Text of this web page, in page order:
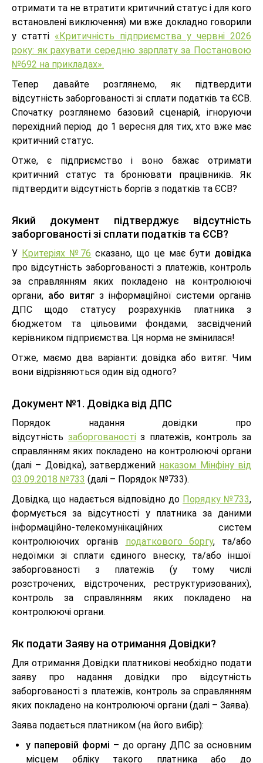
отримати та не втратити критичний статус і для кого
встановлені виключення) ми вже докладно говорили
у статті «Критичність підприємства у червні 2026
року: як рахувати середню зарплату за Постановою
№692 на прикладах».
Тепер давайте розглянемо, як підтвердити
відсутність заборгованості зі сплати податків та ЄСВ.
Спочатку розглянемо базовий сценарій, ігноруючи
перехідний період до 1 вересня для тих, хто вже має
критичний статус.
Отже, є підприємство і воно бажає отримати
критичний статус та бронювати працівників. Як
підтвердити відсутність боргів з податків та ЄСВ?
Який документ підтверджує відсутність
заборгованості зі сплати податків та ЄСВ?
У Критеріях №76 сказано, що це має бути довідка
про відсутність заборгованості з платежів, контроль
за справлянням яких покладено на контролюючі
органи, або витяг з інформаційної системи органів
ДПС щодо статусу розрахунків платника з
бюджетом та цільовими фондами, засвідчений
керівником підприємства. Ця норма не змінилася!
Отже, маємо два варіанти: довідка або витяг. Чим
вони відрізняються один від одного?
Документ №1. Довідка від ДПС
Порядок надання довідки про
відсутність заборгованостіз платежів, контроль за
справлянням яких покладено на контролюючі органи
(далі – Довідка), затверджений наказом Мінфіну від
03.09.2018 №733 (далі – Порядок №733).
Довідка, що надається відповідно до Порядку №733,
формується за відсутності у платника за даними
інформаційно-телекомунікаційних систем
контролюючих органів податкового боргу, та/або
недоїмки зі сплати єдиного внеску, та/або іншої
заборгованості з платежів (у тому числі
розстрочених, відстрочених, реструктуризованих),
контроль за справлянням яких покладено на
контролюючі органи.
Як подати Заяву на отримання Довідки?
Для отримання Довідки платникові необхідно подати
заяву про надання довідки про відсутність
заборгованості з платежів, контроль за справлянням
яких покладено на контролюючі органи (далі – Заява).
Заява подається платником (на його вибір):
у паперовій формі – до органу ДПС за основним
місцем обліку такого платника або до